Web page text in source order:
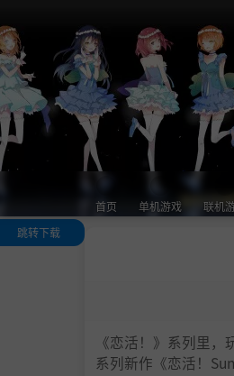
首页 单机游戏 联机
跳转下载
《恋活！》系列里
系列新作《恋活！